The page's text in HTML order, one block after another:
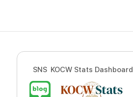
SNS KOCW Stats Dashboard